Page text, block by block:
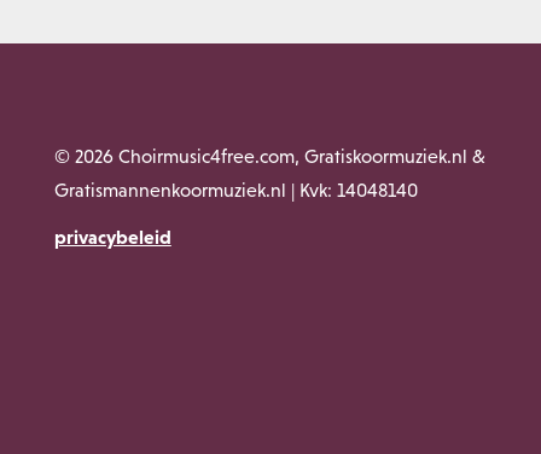
© 2026 Choirmusic4free.com, Gratiskoormuziek.nl &
Gratismannenkoormuziek.nl | Kvk: 14048140
privacybeleid